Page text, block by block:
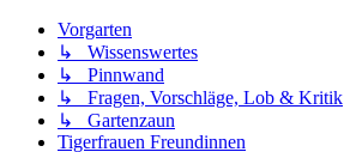
Vorgarten
↳ Wissenswertes
↳ Pinnwand
↳ Fragen, Vorschläge, Lob & Kritik
↳ Gartenzaun
Tigerfrauen Freundinnen